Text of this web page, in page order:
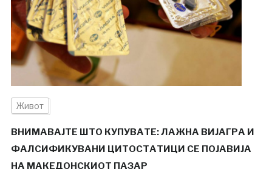
Живот
ВНИМАВАЈТЕ ШТО КУПУВАТЕ: ЛАЖНА ВИЈАГРА И
ФАЛСИФИКУВАНИ ЦИТОСТАТИЦИ СЕ ПОЈАВИЈА
НА МАКЕДОНСКИОТ ПАЗАР